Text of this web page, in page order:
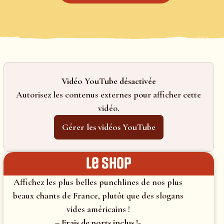
Vidéo YouTube désactivée
Autorisez les contenus externes pour afficher cette
vidéo.
Gérer les vidéos YouTube
le shop
Affichez les plus belles punchlines de nos plus
beaux chants de France, plutôt que des slogans
vides américains !